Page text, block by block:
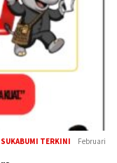
SUKABUMI TERKINI
Februari